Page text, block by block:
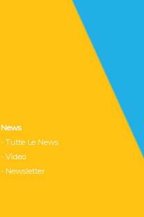
News
- Tutte Le News
- Video
- Newsletter